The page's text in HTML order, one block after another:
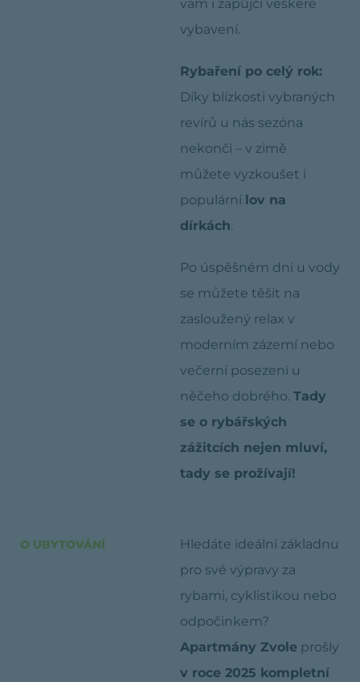
vám i zapůjčí veškeré
vybavení.
Rybaření po celý rok:
Díky blízkosti vybraných
revírů u nás sezóna
nekončí – v zimě
můžete vyzkoušet i
populární lov na
dírkách.
Po úspěšném dni u vody
se můžete těšit na
zasloužený relax v
moderním zázemí nebo
večerní posezení u
něčeho dobrého. Tady
se o rybářských
zážitcích nejen mluví,
tady se prožívají!
O UBYTOVÁNÍ
Hledáte ideální základnu
pro své výpravy za
rybami, cyklistikou nebo
odpočinkem?
Apartmány Zvole prošly
v roce 2025 kompletní